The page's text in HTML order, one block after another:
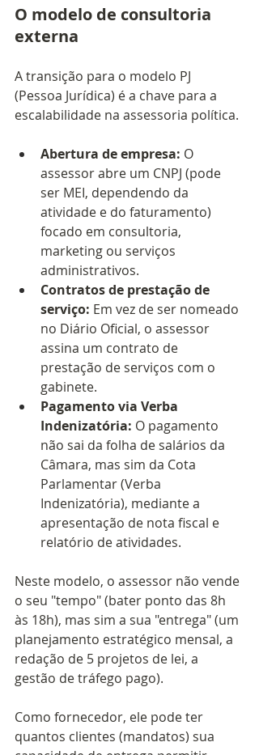
O modelo de consultoria
externa
A transição para o modelo PJ
(Pessoa Jurídica) é a chave para a
escalabilidade na assessoria política.
Abertura de empresa: O
assessor abre um CNPJ (pode
ser MEI, dependendo da
atividade e do faturamento)
focado em consultoria,
marketing ou serviços
administrativos.
Contratos de prestação de
serviço: Em vez de ser nomeado
no Diário Oficial, o assessor
assina um contrato de
prestação de serviços com o
gabinete.
Pagamento via Verba
Indenizatória: O pagamento
não sai da folha de salários da
Câmara, mas sim da Cota
Parlamentar (Verba
Indenizatória), mediante a
apresentação de nota fiscal e
relatório de atividades.
Neste modelo, o assessor não vende
o seu "tempo" (bater ponto das 8h
às 18h), mas sim a sua "entrega" (um
planejamento estratégico mensal, a
redação de 5 projetos de lei, a
gestão de tráfego pago).
Como fornecedor, ele pode ter
quantos clientes (mandatos) sua